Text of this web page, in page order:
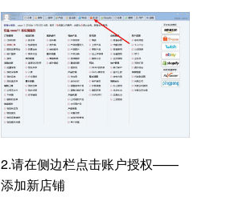
2.请在侧边栏点击账户授权——
添加新店铺